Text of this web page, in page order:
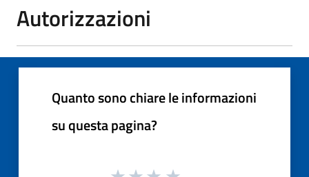
Autorizzazioni
Quanto sono chiare le informazioni
su questa pagina?